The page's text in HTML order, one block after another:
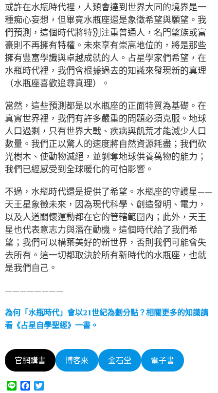
或許在水瓶時代裡，人類會達到世界大同的境界是一
種痴心妄想，但畢竟水瓶座還是象徵希望與願望。我
們預測，這個時代將特別注重普通人，名門望族或富
豪則不再擁有特權。未來享有崇高地位的，將是那些
擁有豐富學識與卓越成就的人。占星學家們希望，在
水瓶時代裡，我們會根據過去的知識來發現新的真理
（水瓶座喜歡追尋真理）。
當然，這些預測都是以水瓶座的正面特質為基礎。在
真實世界裡，我們有許多嚴重的問題必須克服。地球
人口過剩，只有世界大戰、疾病與飢荒才能減少人口
數量。我們正以驚人的速度將自然資源耗盡；我們砍
光樹木、使動物滅絕，並剝奪地球供養萬物的能力；
我們已經感受到全球暖化的可怕影響。
不過，水瓶時代還是提供了希望。水瓶座的守護星——
天王星象徵未來，因為現代科學、創造發明、電力，
以及人道關懷運動都在它的管轄範圍內；此外，天王
星也代表意志力與潛在動機。這個時代給了我們希
望；我們可以構築美好的新世界，否則我們可能會失
去所有。這一切都取決於所有新時代的水瓶座，也就
是我們自己。
————————
為何「水瓶時代」會以21世紀為劃分點？相關更多的知識請
看《占星自學聖經》一書。
官網購書 博客來 金石堂 電子書